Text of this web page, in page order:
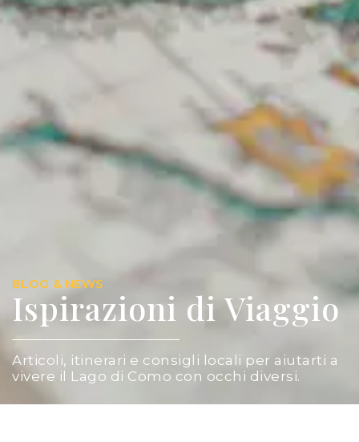
BLOG & NEWS
Ispirazioni di Viaggio
Articoli, itinerari e consigli locali per aiutarti a
vivere il Lago di Como con occhi diversi.